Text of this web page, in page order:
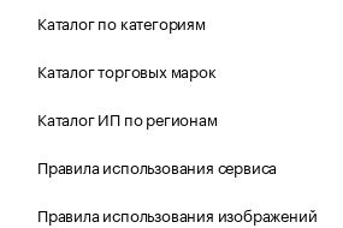
Каталог по категориям
Каталог торговых марок
Каталог ИП по регионам
Правила использования сервиса
Правила использования изображений